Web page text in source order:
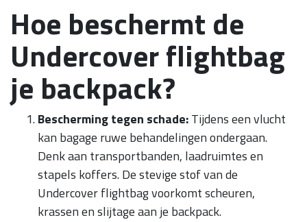
Hoe beschermt de
Undercover flightbag
je backpack?
Bescherming tegen schade:Tijdens een vlucht
kan bagage ruwe behandelingen ondergaan.
Denk aan transportbanden, laadruimtes en
stapels koffers. De stevige stof van de
Undercover flightbag voorkomt scheuren,
krassen en slijtage aan je backpack.